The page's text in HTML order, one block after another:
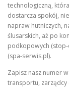
technologiczną,
dostarcza spokój,
napraw hutniczych,
ślusarskich, aż po
podkopowych
(spa-serwis.pl).
Zapisz nasz numer
transportu,